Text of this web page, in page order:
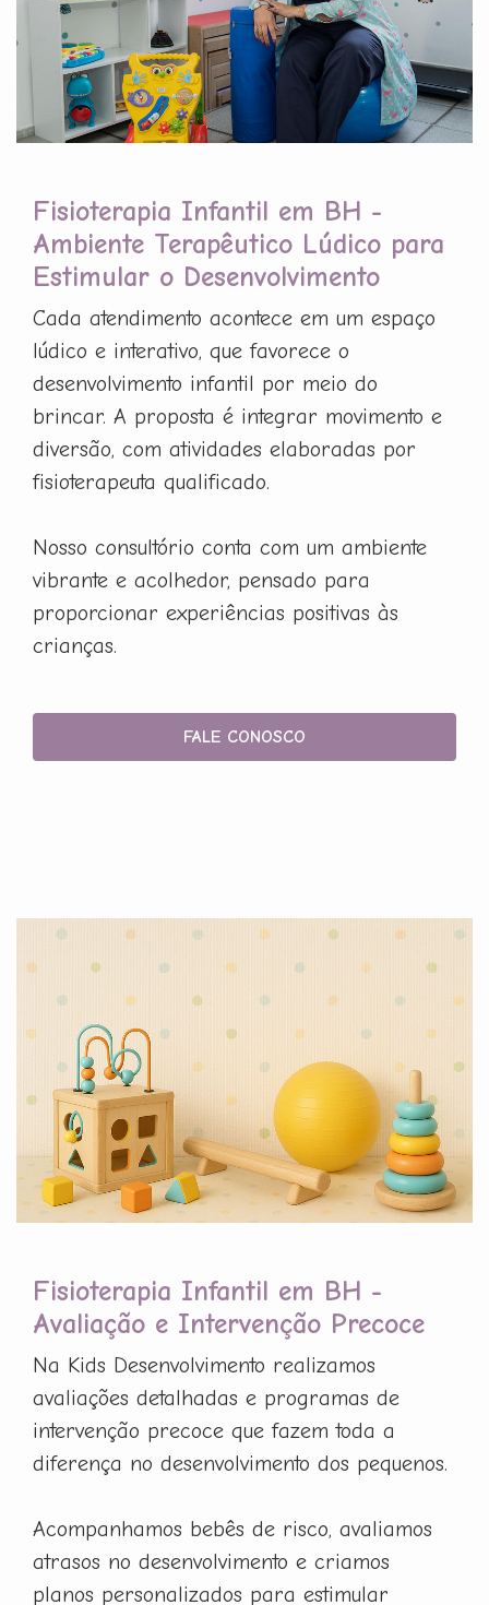
Fisioterapia Infantil em BH -
Ambiente Terapêutico Lúdico para
Estimular o Desenvolvimento
Cada atendimento acontece em um espaço
lúdico e interativo, que favorece o
desenvolvimento infantil por meio do
brincar. A proposta é integrar movimento e
diversão, com atividades elaboradas por
fisioterapeuta qualificado.
Nosso consultório conta com um ambiente
vibrante e acolhedor, pensado para
proporcionar experiências positivas às
crianças.
FALE CONOSCO
Fisioterapia Infantil em BH -
Avaliação e Intervenção Precoce
Na Kids Desenvolvimento realizamos
avaliações detalhadas e programas de
intervenção precoce que fazem toda a
diferença no desenvolvimento dos pequenos.
Acompanhamos bebês de risco, avaliamos
atrasos no desenvolvimento e criamos
planos personalizados para estimular